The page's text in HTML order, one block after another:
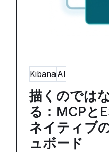
KibanaAI
描くのでは
る：MCPと
ネイティブ
ュボード